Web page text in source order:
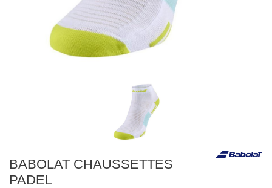
BABOLAT CHAUSSETTES
PADEL